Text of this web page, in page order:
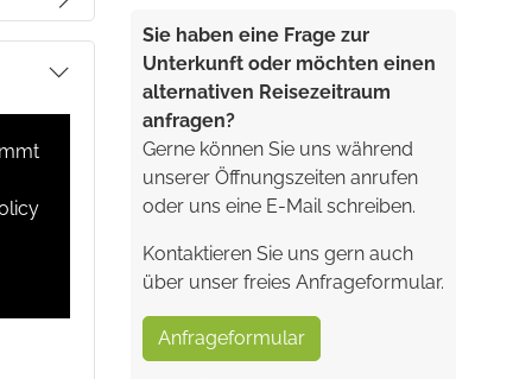
mit
auf
sowie
Sie haben eine Frage zur
Unterkunft oder möchten einen
alternativen Reisezeitraum
anfragen?
Gerne können Sie uns während
unserer Öffnungszeiten anrufen
oder uns eine E-Mail schreiben.
Kontaktieren Sie uns gern auch
über unser freies Anfrageformular.
Anfrageformular